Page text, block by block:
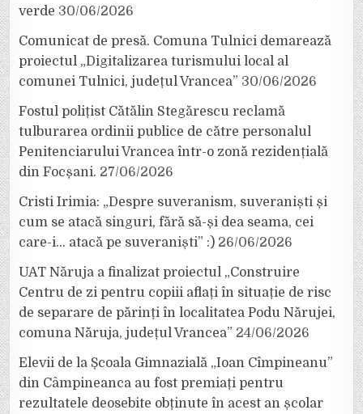
verde 30/06/2026
Comunicat de presă. Comuna Tulnici demarează
proiectul „Digitalizarea turismului local al
comunei Tulnici, județul Vrancea” 30/06/2026
Fostul polițist Cătălin Stegărescu reclamă
tulburarea ordinii publice de către personalul
Penitenciarului Vrancea într-o zonă rezidențială
din Focșani. 27/06/2026
Cristi Irimia: „Despre suveranism, suveraniști și
cum se atacă singuri, fără să-și dea seama, cei
care-i… atacă pe suveraniști” :) 26/06/2026
UAT Năruja a finalizat proiectul „Construire
Centru de zi pentru copiii aflați în situație de risc
de separare de părinți în localitatea Podu Nărujei,
comuna Năruja, județul Vrancea” 24/06/2026
Elevii de la Școala Gimnazială „Ioan Cîmpineanu”
din Câmpineanca au fost premiați pentru
rezultatele deosebite obținute în acest an școlar